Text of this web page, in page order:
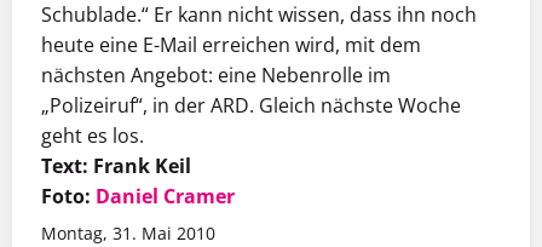
Schublade.“ Er kann nicht wissen, dass ihn noch
heute eine E-Mail erreichen wird, mit dem
nächsten Angebot: eine Nebenrolle im
„Polizeiruf“, in der ARD. Gleich nächste Woche
geht es los.
Text: Frank Keil
Foto: Daniel Cramer
Montag, 31. Mai 2010